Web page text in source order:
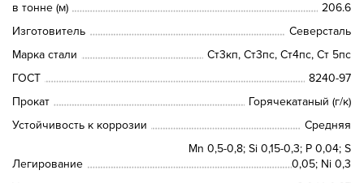
в тонне (м)
206.6
Изготовитель
Северсталь
Марка стали
Ст3кп, Ст3пс, Ст4пс, Ст 5пс
ГОСТ
8240-97
Прокат
Горячекатаный (г/к)
Устойчивость к коррозии
Средняя
Легирование
Mn 0,5-0,8; Si 0,15-0,3; P 0,04; S
0,05; Ni 0,3